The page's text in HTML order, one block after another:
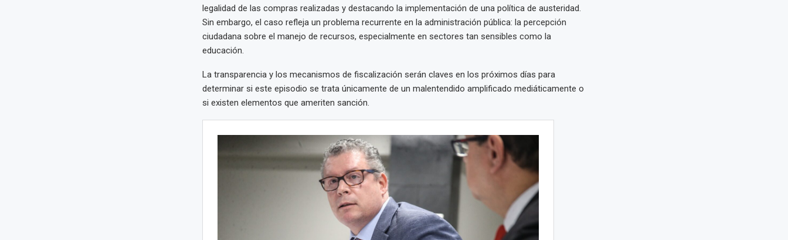
legalidad de las compras realizadas y destacando la implementación de una política de austeridad.
Sin embargo, el caso refleja un problema recurrente en la administración pública: la percepción
ciudadana sobre el manejo de recursos, especialmente en sectores tan sensibles como la
educación.
La transparencia y los mecanismos de fiscalización serán claves en los próximos días para
determinar si este episodio se trata únicamente de un malentendido amplificado mediáticamente o
si existen elementos que ameriten sanción.